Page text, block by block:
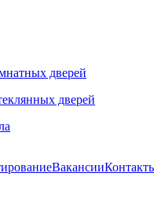
дверей
дверей
Вакансии